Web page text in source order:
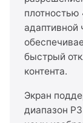
плотностью
адаптивной
быстрый
контента.
Экран
диапазон